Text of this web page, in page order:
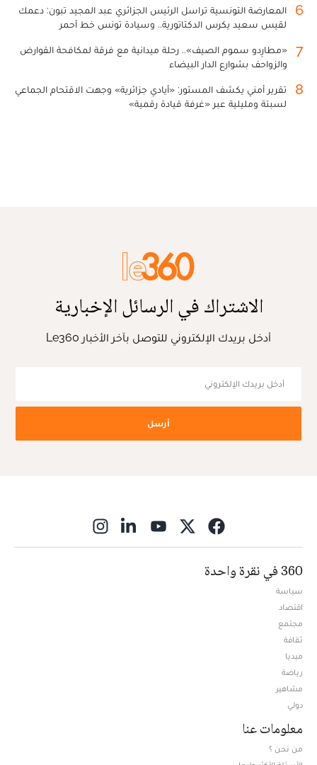
6
المعارضة التونسية تراسل الرئيس الجزائري عبد المجيد تبون: دعمك
لقيس سعيد يكرس الدكتاتورية.. وسيادة تونس خط أحمر
7
«مطارِدو سموم الصيف».. رحلة ميدانية مع فرقة لمكافحة القوارض
والزواحف بشوارع الدار البيضاء
8
تقرير أمني يكشف المستور: «أيادي جزائرية» وجهت الاقتحام الجماعي
لسبتة ومليلية عبر «غرفة قيادة رقمية»
الاشتراك في الرسائل الإخبارية
أدخل بريدك الإلكتروني للتوصل بآخر الأخبار Le360
أرسل
360 في نقرة واحدة
سياسة
اقتصاد
مجتمع
ثقافة
ميديا
رياضة
مشاهير
دولي
معلومات عنا
من نحن ؟